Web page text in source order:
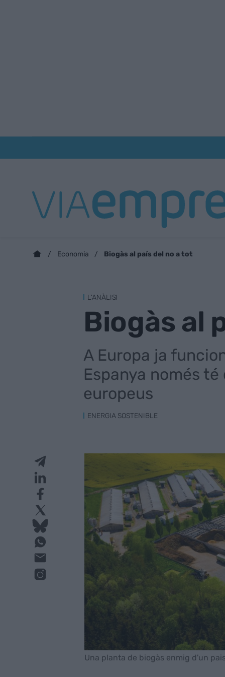
Economia Biogàs al país del no a tot
L'ANÀLISI
Biogàs al
A Europa ja
Espanya només
europeus
ENERGIA SOSTENIBLE
Una planta de biogàs enmig d'un